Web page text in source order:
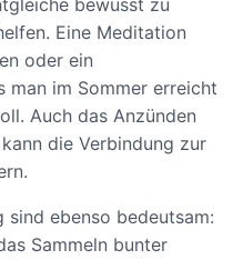
bewusst zu
Eine Meditation
oder ein
man im Sommer erreicht
Auch das Anzünden
die Verbindung zur
ebenso bedeutsam:
Sammeln bunter